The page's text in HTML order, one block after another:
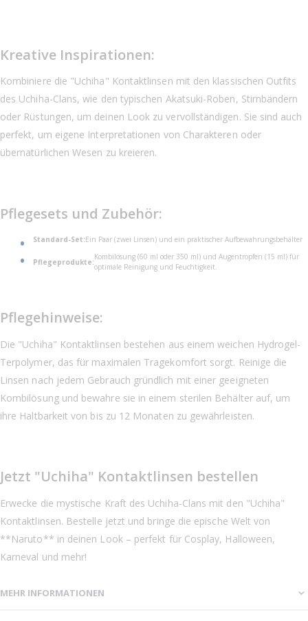
Kreative Inspirationen:
Kombiniere die "Uchiha" Kontaktlinsen mit den klassischen Outfits
des Uchiha-Clans, wie den typischen Akatsuki-Roben, Stirnbändern
oder Rüstungen, um deinen Look zu vervollständigen. Sie sind auch
perfekt, um eigene Interpretationen von Charakteren oder
übernatürlichen Wesen zu kreieren.
Pflegesets und Zubehör:
Standard-Set:Ein Paar (zwei Linsen) und ein praktischer Aufbewahrungsbehälter
Pflegeprodukte:
Kombilösung (60 ml oder 350 ml) und Augentropfen (15 ml) für
optimale Reinigung und Feuchtigkeit.
Pflegehinweise:
Die "Uchiha" Kontaktlinsen bestehen aus einem weichen Hydrogel-
Terpolymer, das für maximalen Tragekomfort sorgt. Reinige die
Linsen nach jedem Gebrauch gründlich mit einer geeigneten
Kombilösung und bewahre sie in einem sterilen Behälter auf, um
ihre Haltbarkeit von bis zu 12 Monaten zu gewährleisten.
Jetzt "Uchiha" Kontaktlinsen bestellen
Erwecke die mystische Kraft des Uchiha-Clans mit den "Uchiha"
Kontaktlinsen. Bestelle jetzt und bringe die epische Welt von
**Naruto** in deinen Look – perfekt für Cosplay, Halloween,
Karneval und mehr!
MEHR INFORMATIONEN